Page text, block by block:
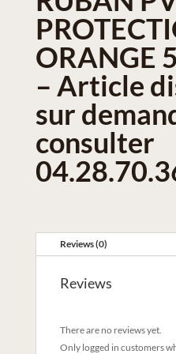
ORANGE
– Article
sur
consulter
Reviews (0)
Reviews
There are no reviews yet.
Only logged in customers